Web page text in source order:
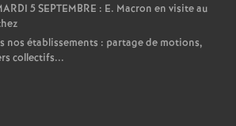
5 SEPTEMBRE : E. Macron en visite au
nos établissements : partage de motions,
collectifs...